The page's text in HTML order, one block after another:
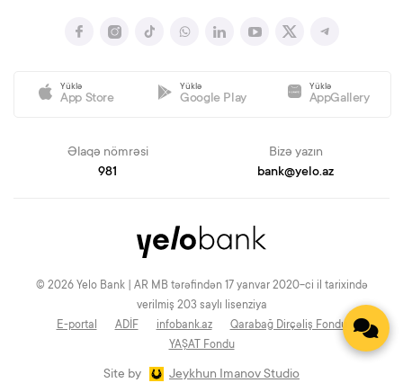
Yüklə
App Store
Yüklə
Google Play
Yüklə
AppGallery
Əlaqə nömrəsi
981
Bizə yazın
bank@yelo.az
© 2026 Yelo Bank | AR MB tərəfindən 17 yanvar 2020-ci il tarixində
verilmiş 203 saylı lisenziya
E-portal
ADİF infobank.az
Qarabağ Dirçəliş Fondu
YAŞAT Fondu
Site by Jeykhun Imanov Studio